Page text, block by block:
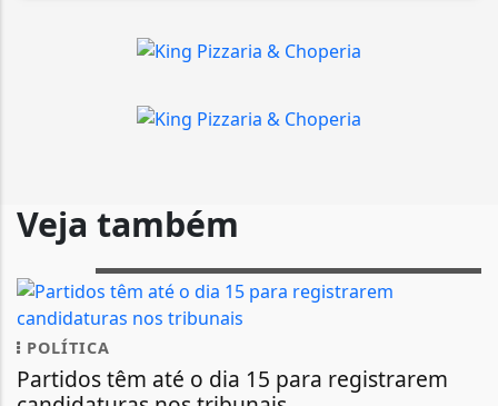
Veja também
POLÍTICA
Partidos têm até o dia 15 para registrarem